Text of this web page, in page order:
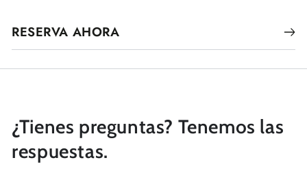
RESERVA AHORA
¿Tienes preguntas? Tenemos las
respuestas.